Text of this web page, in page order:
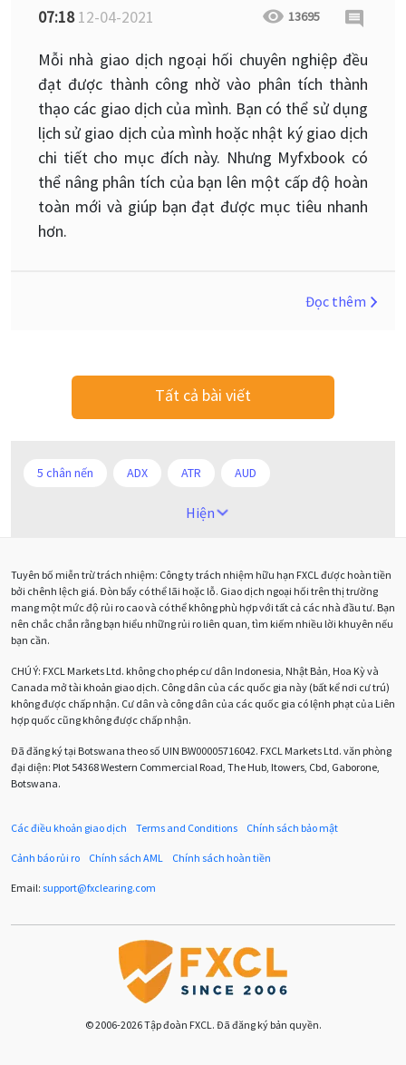
07:1812-04-2021 13695
Mỗi nhà giao dịch ngoại hối chuyên nghiệp đều
đạt được thành công nhờ vào phân tích thành
thạo các giao dịch của mình. Bạn có thể sử dụng
lịch sử giao dịch của mình hoặc nhật ký giao dịch
chi tiết cho mục đích này. Nhưng Myfxbook có
thể nâng phân tích của bạn lên một cấp độ hoàn
toàn mới và giúp bạn đạt được mục tiêu nhanh
hơn.
Đọc thêm
Tất cả bài viết
5 chân nến ADX ATR AUD
Android
Bảng Anh Bảng lương phi nông nghiệp CAD
CHF COVI-19 COVID-19 CPI Charles Dow
Chuyên gia cố vấn Chuyên gia tư vấn
Con số xu hướng Các mức Fibonacci Cắt lỗ
Dừng lại Dừng lỗ
EUR / AUD EUR / USD
EURJPY EURUSD Euro
Expert Advisor Expert Advisors FOMC
Hiện
Tuyên bố miễn trừ trách nhiệm: Công ty trách nhiệm hữu hạn FXCL được hoàn tiền
bởi chênh lệch giá. Đòn bẩy có thể lãi hoặc lỗ. Giao dịch ngoại hối trên thị trường
mang một mức độ rủi ro cao và có thể không phù hợp với tất cả các nhà đầu tư. Bạn
nên chắc chắn rằng bạn hiểu những rủi ro liên quan, tìm kiếm nhiều lời khuyên nếu
bạn cần.
CHÚ Ý: FXCL Markets Ltd. không cho phép cư dân Indonesia, Nhật Bản, Hoa Kỳ và
Canada mở tài khoản giao dịch. Công dân của các quốc gia này (bất kể nơi cư trú)
không được chấp nhận. Cư dân và công dân của các quốc gia có lệnh phạt của Liên
hợp quốc cũng không được chấp nhận.
Đã đăng ký tại Botswana theo số UIN BW00005716042. FXCL Markets Ltd. văn phòng
đại diện: Plot 54368 Western Commercial Road, The Hub, Itowers, Cbd, Gaborone,
Botswana.
Các điều khoản giao dịch Terms and Conditions Chính sách bảo mật
Cảnh báo rủi ro Chính sách AML Chính sách hoàn tiền
Email: support@fxclearing.com
© 2006-2026 Tập đoàn FXCL. Đã đăng ký bản quyền.